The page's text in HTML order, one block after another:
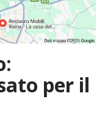
per il